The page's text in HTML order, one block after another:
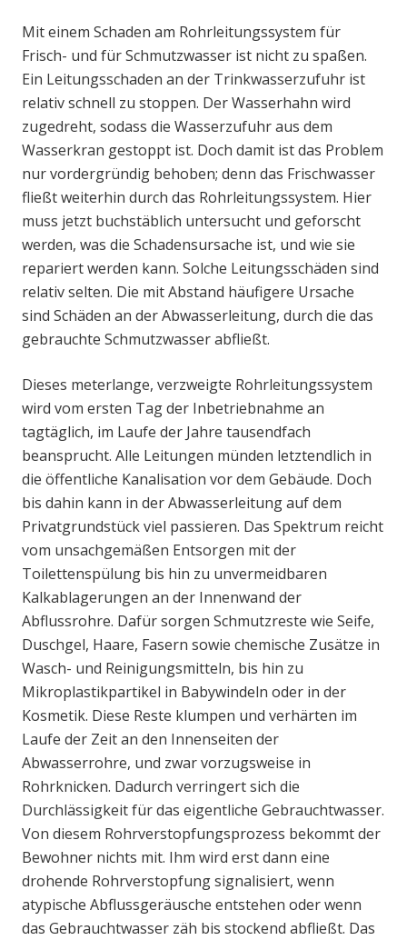
Mit einem Schaden am Rohrleitungssystem für
Frisch- und für Schmutzwasser ist nicht zu spaßen.
Ein Leitungsschaden an der Trinkwasserzufuhr ist
relativ schnell zu stoppen. Der Wasserhahn wird
zugedreht, sodass die Wasserzufuhr aus dem
Wasserkran gestoppt ist. Doch damit ist das Problem
nur vordergründig behoben; denn das Frischwasser
fließt weiterhin durch das Rohrleitungssystem. Hier
muss jetzt buchstäblich untersucht und geforscht
werden, was die Schadensursache ist, und wie sie
repariert werden kann. Solche Leitungsschäden sind
relativ selten. Die mit Abstand häufigere Ursache
sind Schäden an der Abwasserleitung, durch die das
gebrauchte Schmutzwasser abfließt.
Dieses meterlange, verzweigte Rohrleitungssystem
wird vom ersten Tag der Inbetriebnahme an
tagtäglich, im Laufe der Jahre tausendfach
beansprucht. Alle Leitungen münden letztendlich in
die öffentliche Kanalisation vor dem Gebäude. Doch
bis dahin kann in der Abwasserleitung auf dem
Privatgrundstück viel passieren. Das Spektrum reicht
vom unsachgemäßen Entsorgen mit der
Toilettenspülung bis hin zu unvermeidbaren
Kalkablagerungen an der Innenwand der
Abflussrohre. Dafür sorgen Schmutzreste wie Seife,
Duschgel, Haare, Fasern sowie chemische Zusätze in
Wasch- und Reinigungsmitteln, bis hin zu
Mikroplastikpartikel in Babywindeln oder in der
Kosmetik. Diese Reste klumpen und verhärten im
Laufe der Zeit an den Innenseiten der
Abwasserrohre, und zwar vorzugsweise in
Rohrknicken. Dadurch verringert sich die
Durchlässigkeit für das eigentliche Gebrauchtwasser.
Von diesem Rohrverstopfungsprozess bekommt der
Bewohner nichts mit. Ihm wird erst dann eine
drohende Rohrverstopfung signalisiert, wenn
atypische Abflussgeräusche entstehen oder wenn
das Gebrauchtwasser zäh bis stockend abfließt. Das